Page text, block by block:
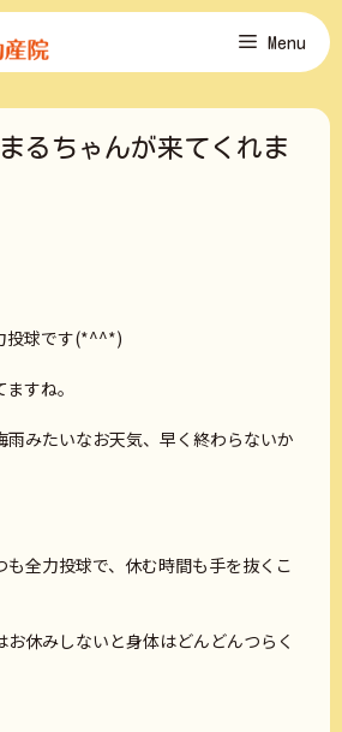
Menu
るちゃんが来てくれま
投球です(*^^*)
すね。
雨みたいなお天気、早く終わらないか
も全力投球で、休む時間も手を抜くこ
休みしないと身体はどんどんつらく